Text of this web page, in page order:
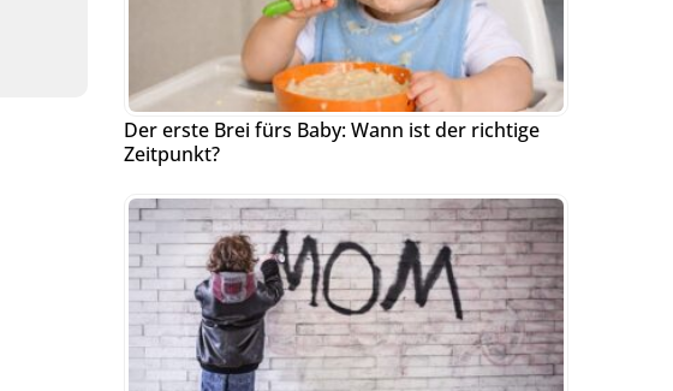
Der erste Brei fürs Baby: Wann ist der richtige
Zeitpunkt?